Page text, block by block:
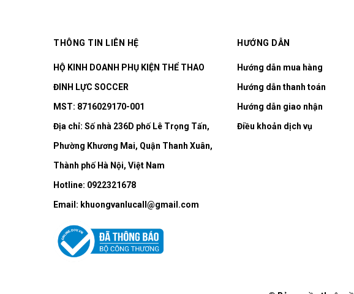
THÔNG TIN LIÊN HỆ
HỘ KINH DOANH PHỤ KIỆN THỂ THAO
ĐINH LỰC SOCCER
MST: 8716029170-001
Địa chỉ: Số nhà 236D phố Lê Trọng Tấn,
Phường Khương Mai, Quận Thanh Xuân,
Thành phố Hà Nội, Việt Nam
Hotline: 0922321678
Email: khuongvanlucall@gmail.com
HƯỚNG DẪN
Hướng dẫn mua hàng
Hướng dẫn thanh toán
Hướng dẫn giao nhận
Điều khoản dịch vụ